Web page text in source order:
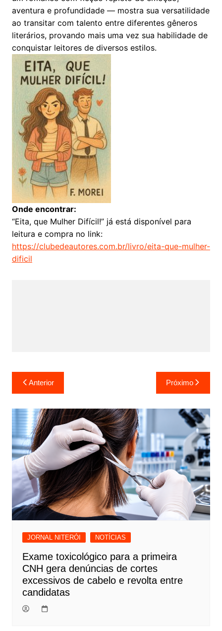
aventura e profundidade — mostra sua versatilidade
ao transitar com talento entre diferentes gêneros
literários, provando mais uma vez sua habilidade de
conquistar leitores de diversos estilos.
Onde encontrar:
“Eita, que Mulher Difícil!” já está disponível para
leitura e compra no link:
https://clubedeautores.com.br/livro/eita-que-mulher-
dificil
Navegação
de
Post
Anterior Próximo
JORNAL NITERÓI NOTÍCIAS
Exame toxicológico para a primeira
CNH gera denúncias de cortes
excessivos de cabelo e revolta entre
candidatas